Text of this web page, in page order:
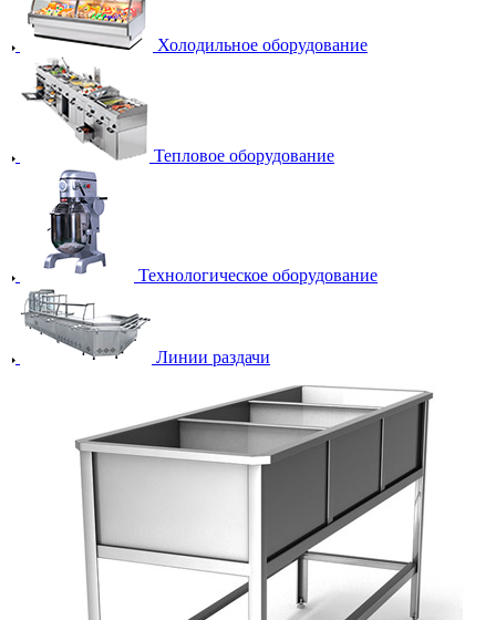
Холодильное оборудование
Тепловое оборудование
Технологическое оборудование
Линии раздачи